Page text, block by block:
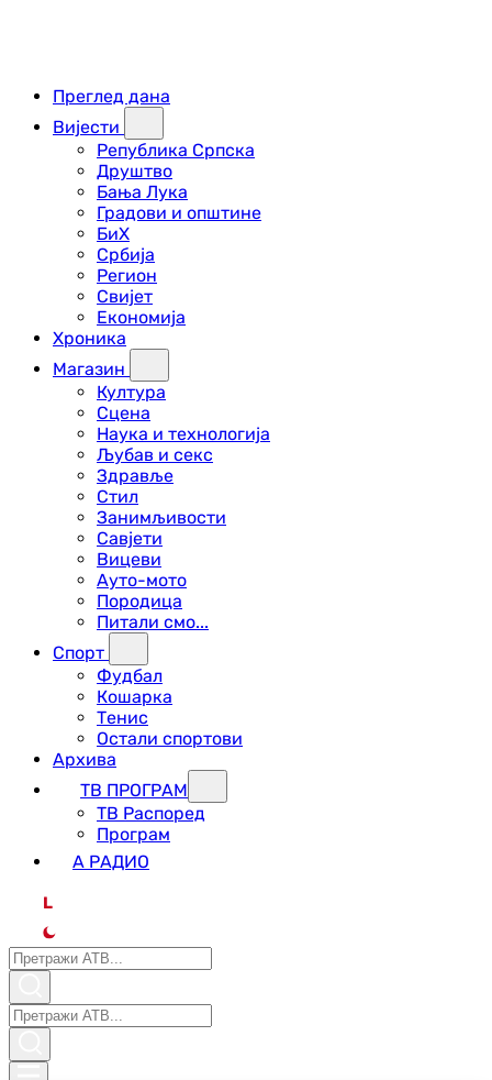
Преглед дана
Вијести
Република Српска
Друштво
Бања Лука
Градови и општине
БиХ
Србија
Регион
Свијет
Економија
Хроника
Магазин
Култура
Сцена
Наука и технологија
Љубав и секс
Здравље
Стил
Занимљивости
Савјети
Вицеви
Ауто-мото
Породица
Питали смо...
Спорт
Фудбал
Кошарка
Тенис
Остали спортови
Архива
ТВ ПРОГРАМ
ТВ Распоред
Програм
А РАДИО
L